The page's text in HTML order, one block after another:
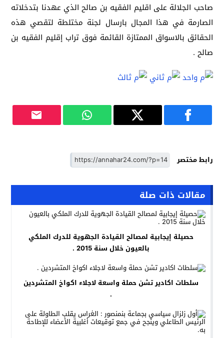
صاحب الجلالة على اقليم الفقيه بن صالح الذي عهدنا بتدخلاته
الصارمة في هذا المجال بارسال لجنة مختلطة لتقصي هذه
الحقائق بالاسواق الممتازة القائمة فوق تراب إقليم الفقيه بن
صالح .
رابط مختصر
مقالات ذات صلة
حصيلة إيجابية لمصالح القيادة الجهوية للدرك الملكي
بالعيون خلال سنة 2015 .
سلطات اكادير تشن حملة واسعة لاجلاء اكواخ المتشردين
.